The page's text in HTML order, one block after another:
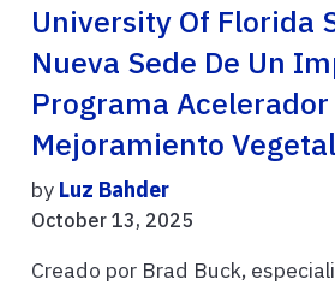
University Of Florida
Nueva Sede De Un
Programa Acelerador
Mejoramiento Vegetal
by Luz Bahder
October 13, 2025
Creado por Brad Buck,